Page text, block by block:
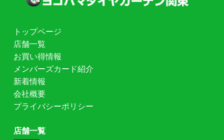
トップページ
店舗一覧
お買い得情報
メンバーズカード紹介
新着情報
会社概要
プライバシーポリシー
店舗一覧